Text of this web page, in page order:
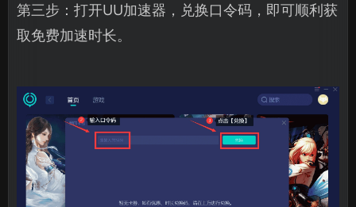
第三步：打开UU加速器，兑换口令码，即可顺利获
取免费加速时长。